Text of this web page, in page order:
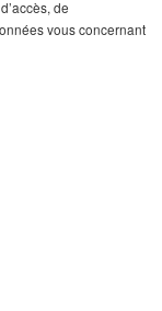
de
vous concernant